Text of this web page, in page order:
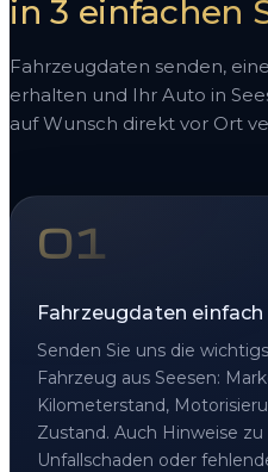
in 3 einfachen
Fahrzeugdaten senden,
erhalten und Ihr Auto in
auf Wunsch direkt vor Ort
01
Fahrzeugdaten
Senden Sie uns die
Fahrzeug aus Seesen:
Kilometerstand,
Zustand. Auch Hinweise
Unfallschaden oder